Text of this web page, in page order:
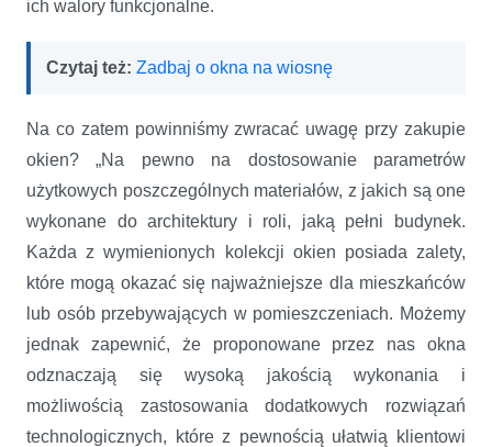
ich walory funkcjonalne.
Czytaj też: Zadbaj o okna na wiosnę
Na co zatem powinniśmy zwracać uwagę przy zakupie
okien? „Na pewno na dostosowanie parametrów
użytkowych poszczególnych materiałów, z jakich są one
wykonane do architektury i roli, jaką pełni budynek.
Każda z wymienionych kolekcji okien posiada zalety,
które mogą okazać się najważniejsze dla mieszkańców
lub osób przebywających w pomieszczeniach. Możemy
jednak zapewnić, że proponowane przez nas okna
odznaczają się wysoką jakością wykonania i
możliwością zastosowania dodatkowych rozwiązań
technologicznych, które z pewnością ułatwią klientowi